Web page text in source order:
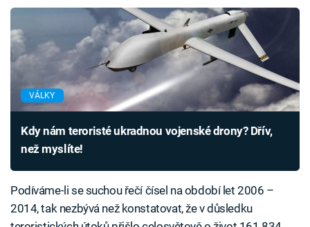
VÁLKY
Kdy nám teroristé ukradnou vojenské drony? Dřív,
než myslíte!
Podíváme-li se suchou řečí čísel na období let 2006 –
2014, tak nezbývá než konstatovat, že v důsledku